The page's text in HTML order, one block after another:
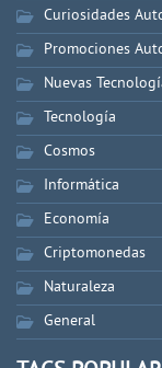
Curiosidades
Promociones
Nuevas
Tecnología
Cosmos
Informática
Economía
Criptomonedas
Naturaleza
General